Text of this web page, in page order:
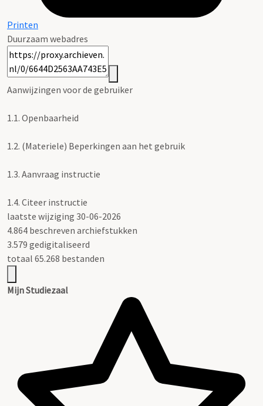
Printen
Duurzaam webadres
Aanwijzingen voor de gebruiker
1.1. Openbaarheid
1.2. (Materiele) Beperkingen aan het gebruik
1.3. Aanvraag instructie
1.4. Citeer instructie
laatste wijziging 30-06-2026
4.864 beschreven archiefstukken
3.579 gedigitaliseerd
totaal 65.268 bestanden
Mijn Studiezaal